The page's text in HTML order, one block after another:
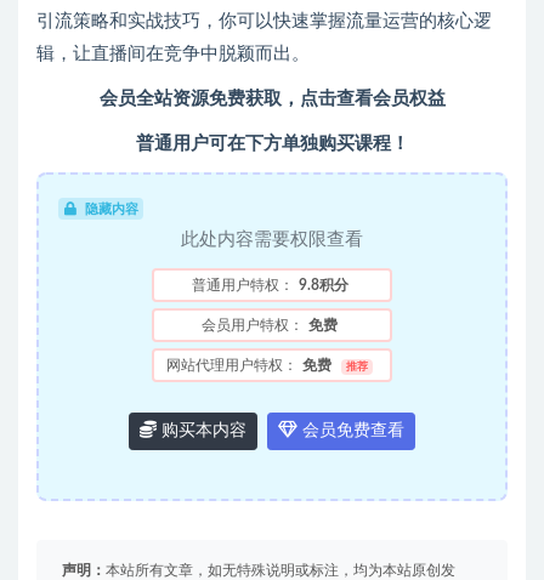
引流策略和实战技巧，你可以快速掌握流量运营的核心逻
辑，让直播间在竞争中脱颖而出。
会员全站资源免费获取，点击查看会员权益
普通用户可在下方单独购买课程！
隐藏内容
此处内容需要权限查看
普通用户特权： 9.8积分
会员用户特权： 免费
网站代理用户特权： 免费 推荐
购买本内容 会员免费查看
声明： 本站所有文章，如无特殊说明或标注，均为本站原创发